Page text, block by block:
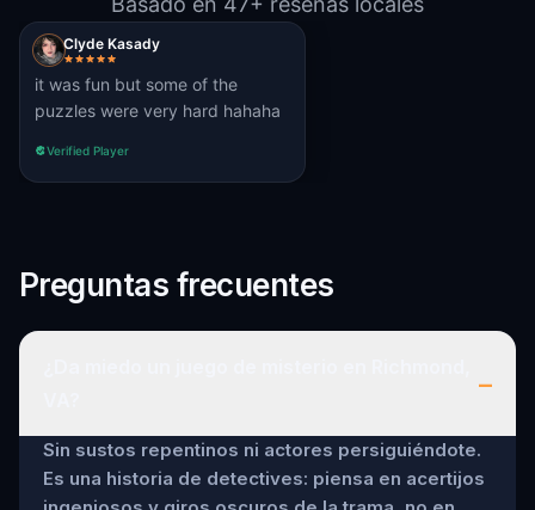
Clyde Kasady
it was fun but some of the
puzzles were very hard hahaha
Verified Player
Preguntas frecuentes
–
Sin sustos repentinos ni actores persiguiéndote.
Es una historia de detectives: piensa en acertijos